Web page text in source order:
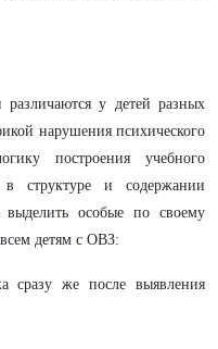
различаются у детей разных
нарушения психического
построения учебного
в структуре и содержании
особые по своему
детям с ОВЗ:
сразу же после выявления